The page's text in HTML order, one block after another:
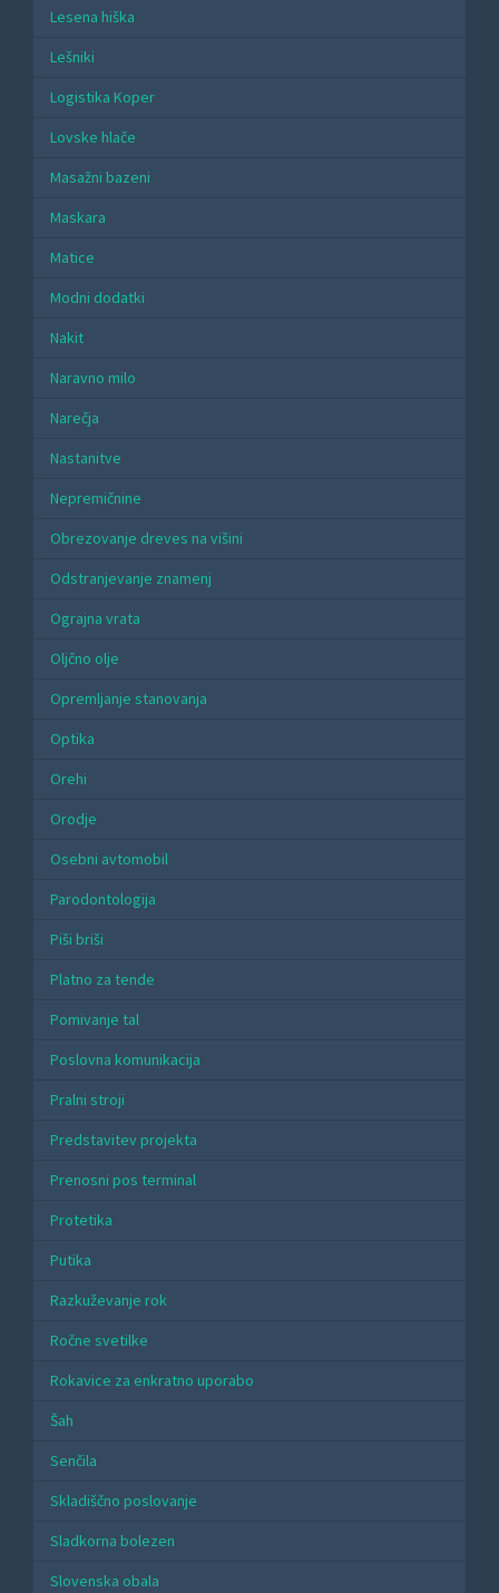
Lesena hiška
Lešniki
Logistika Koper
Lovske hlače
Masažni bazeni
Maskara
Matice
Modni dodatki
Nakit
Naravno milo
Narečja
Nastanitve
Nepremičnine
Obrezovanje dreves na višini
Odstranjevanje znamenj
Ograjna vrata
Oljčno olje
Opremljanje stanovanja
Optika
Orehi
Orodje
Osebni avtomobil
Parodontologija
Piši briši
Platno za tende
Pomivanje tal
Poslovna komunikacija
Pralni stroji
Predstavitev projekta
Prenosni pos terminal
Protetika
Putika
Razkuževanje rok
Ročne svetilke
Rokavice za enkratno uporabo
Šah
Senčila
Skladiščno poslovanje
Sladkorna bolezen
Slovenska obala